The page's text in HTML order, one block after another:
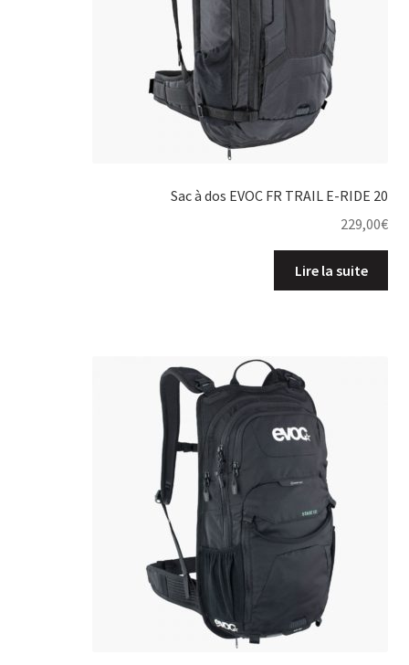
Sac à dos EVOC FR TRAIL E-RIDE 20
229,00€
Lire la suite